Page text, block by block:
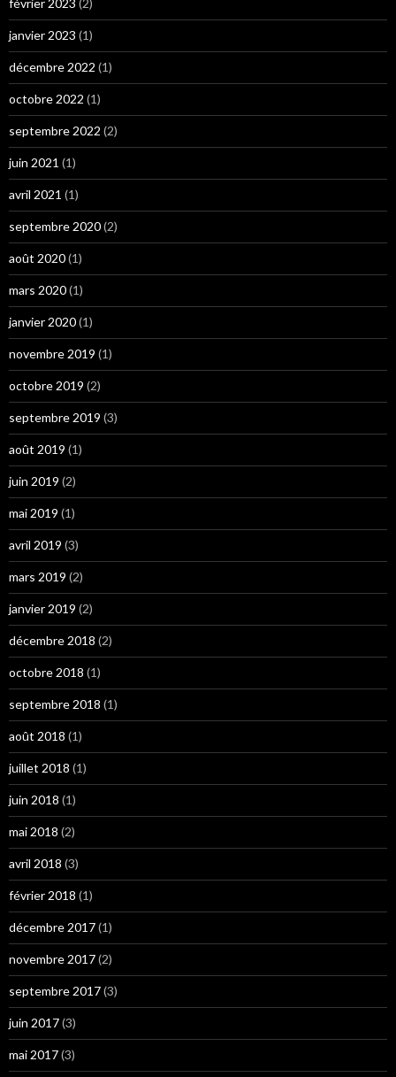
janvier 2023 (1)
décembre 2022 (1)
octobre 2022 (1)
septembre 2022 (2)
juin 2021 (1)
avril 2021 (1)
septembre 2020(2)
août 2020(1)
mars 2020(1)
janvier 2020(1)
novembre 2019 (1)
octobre 2019 (2)
septembre 2019 (3)
août 2019 (1)
juin 2019 (2)
mai 2019 (1)
avril 2019 (3)
mars 2019 (2)
janvier 2019 (2)
décembre 2018 (2)
octobre 2018 (1)
septembre 2018 (1)
août 2018 (1)
juillet 2018 (1)
juin 2018 (1)
mai 2018 (2)
avril 2018 (3)
février 2018 (1)
décembre 2017(1)
novembre 2017(2)
septembre 2017(3)
juin 2017(3)
mai 2017(3)